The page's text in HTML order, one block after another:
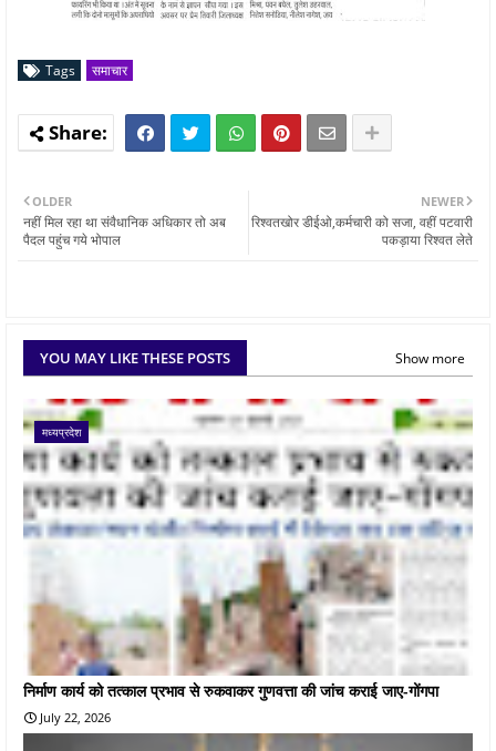
Tags समाचार
NEWER
रिश्वतखोर डीईओ,कर्मचारी को सजा, वहीं पटवारी
पकड़ाया रिश्वत लेते
OLDER
नहीं मिल रहा था संवैधानिक अधिकार तो अब
पैदल पहुंच गये भोपाल
YOU MAY LIKE THESE POSTS Show more
मध्यप्रदेश
निर्माण कार्य को तत्काल प्रभाव से रुकवाकर गुणवत्ता की जांच कराई जाए-गोंगपा
July 22, 2026